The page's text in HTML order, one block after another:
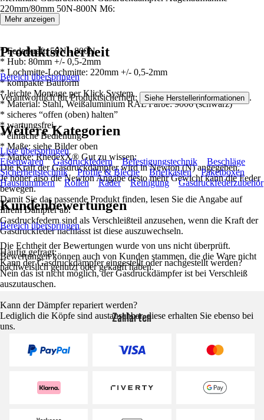
220mm/80mm 50N-800N M6:
* Federkraft: 50N - 800N
* Hub: 80mm +/- 0,5-2mm
* Lochmitte-Lochmitte: 220mm +/- 0,5-2mm
* kompakte Bauform
* leichte Montage per Klick System
* Material: Stahl, Weißaluminium RAL Farbe: 9006 (schwarz)
* sicheres “offen (oben) halten”
* wartungsfrei
* einfache Bedienung
* Maße: siehe Bilder oben
* Marke: RhedexX® Gut zu wissen:
Die Kraft der Gasdruckdämpfer wird in Newton (N) angegeben.
Je höher also die Newton Angabe desto mehr Gewicht kann die Feder
bewegen.
Damit Sie das passende Produkt finden, lesen Sie die Angabe auf
Ihrem Dämpfer ab.
Gasdruckfedern sind als Verschleißteil anzusehen, wenn die Kraft der
Gasdruckfeder nachlässt ist diese auszuwechseln.
Häufig gefragt:
Kann der Gasdruckdämpfer eingestellt oder nachgestellt werden?
Nein das ist nicht möglich, der Gasdruckdämpfer ist bei Verschleiß
auszutauschen.
Kann der Dämpfer repariert werden?
Lediglich die Köpfe sind austauschbar, diese erhalten Sie ebenso bei
uns.
Mehr anzeigen
Produktsicherheit
Bereich überspringen
Verantwortlich für Produktsicherheit: Siehe Herstellerinformationen .
Weitere Kategorien
Liste überspringen
Eisenwaren
Gasdruckfedern Befestigungstechnik
Beschläge
Sicherheitstechnik
Profile & Bleche Briefkästen
Paketboxen
Hausnummern
Rollen Räder Reinigung Gasdruckfederzubehör
Kundenbewertungen
Bereich überspringen
Die Echtheit der Bewertungen wurde von uns nicht überprüft.
Bewertungen können auch von Kunden stammen, die die Ware nicht
nachweislich genutzt oder gekauft haben.
Zahlarten